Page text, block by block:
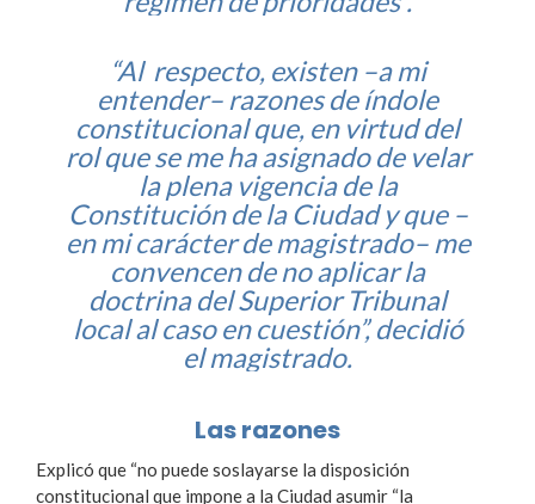
“Al respecto, existen –a mi
entender– razones de índole
constitucional que, en virtud del
rol que se me ha asignado de velar
la plena vigencia de la
Constitución de la Ciudad y que –
en mi carácter de magistrado– me
convencen de no aplicar la
doctrina del Superior Tribunal
local al caso en cuestión”, decidió
el magistrado.
Las razones
Explicó que “no puede soslayarse la disposición
constitucional que impone a la Ciudad asumir “la